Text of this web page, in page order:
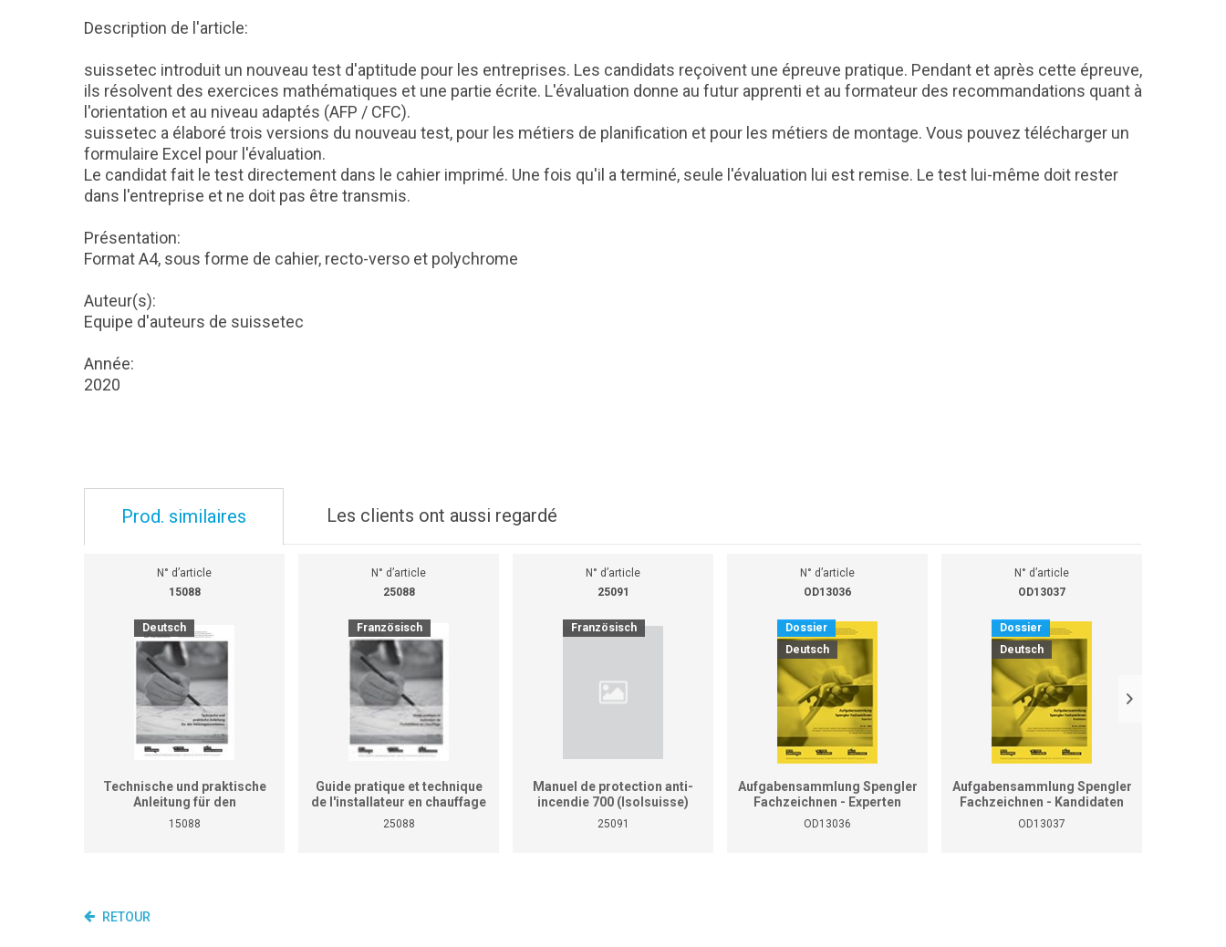
Description de l'article:
suissetec introduit un nouveau test d'aptitude pour les entreprises. Les candidats reçoivent une épreuve pratique. Pendant et après cette épreuve,
ils résolvent des exercices mathématiques et une partie écrite. L'évaluation donne au futur apprenti et au formateur des recommandations quant à
l'orientation et au niveau adaptés (AFP / CFC).
suissetec a élaboré trois versions du nouveau test, pour les métiers de planification et pour les métiers de montage. Vous pouvez télécharger un
formulaire Excel pour l'évaluation.
Le candidat fait le test directement dans le cahier imprimé. Une fois qu'il a terminé, seule l'évaluation lui est remise. Le test lui-même doit rester
dans l'entreprise et ne doit pas être transmis.
Présentation:
Format A4, sous forme de cahier, recto-verso et polychrome
Auteur(s):
Equipe d'auteurs de suissetec
Année:
2020
Prod. similaires Les clients ont aussi regardé
N° d’article
15088
Deutsch
Technische und praktische
Anleitung für den
Heizungsinstallateur (ersetzt
15088
N° d’article
25088
Französisch
Guide pratique et technique
de l'installateur en chauffage
(Ne remplace pas le manuel
25088
N° d’article
25091
Französisch
Manuel de protection anti-
incendie 700 (Isolsuisse)
25091
N° d’article
OD13036
Dossier
Deutsch
Aufgabensammlung Spengler
Fachzeichnen - Experten
OD13036
N° d’article
OD13037
Dossier
Deutsch
Aufgabensammlung Spengler
Fachzeichnen - Kandidaten
OD13037
RETOUR